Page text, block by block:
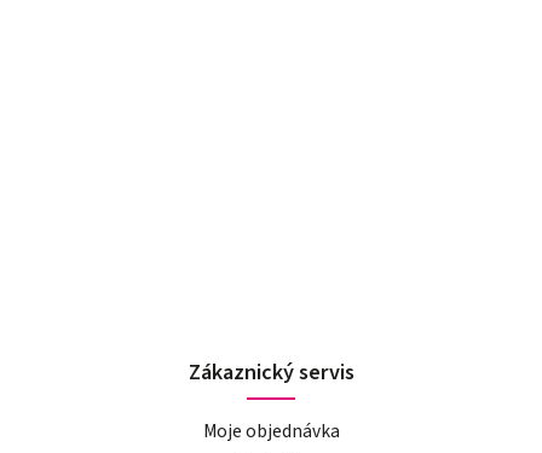
Zákaznický servis
Moje objednávka